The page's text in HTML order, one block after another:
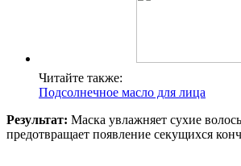
Читайте также:
Подсолнечное масло для лица
Результат: Маска увлажняет сухие
предотвращает появление секущихся